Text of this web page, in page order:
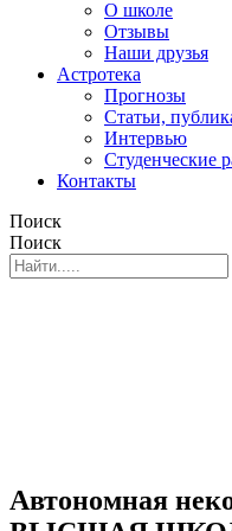
О школе
Отзывы
Наши друзья
Астротека
Прогнозы
Статьи,
Интервью
Студенческие
Контакты
Поиск
Поиск
Автономная